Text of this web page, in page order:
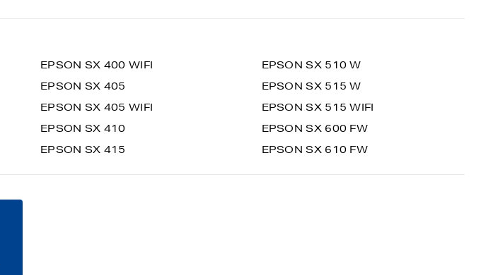
EPSON SX 400 WIFI
EPSON SX 405
EPSON SX 405 WIFI
EPSON SX 410
EPSON SX 415
EPSON SX 510 W
EPSON SX 515 W
EPSON SX 515 WIFI
EPSON SX 600 FW
EPSON SX 610 FW